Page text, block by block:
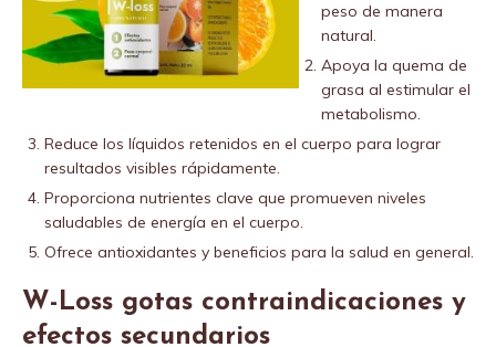
peso de manera
natural.
Apoya la quema de
grasa al estimular el
metabolismo.
Reduce los líquidos retenidos en el cuerpo para lograr
resultados visibles rápidamente.
Proporciona nutrientes clave que promueven niveles
saludables de energía en el cuerpo.
Ofrece antioxidantes y beneficios para la salud en general.
W-Loss gotas contraindicaciones y
efectos secundarios